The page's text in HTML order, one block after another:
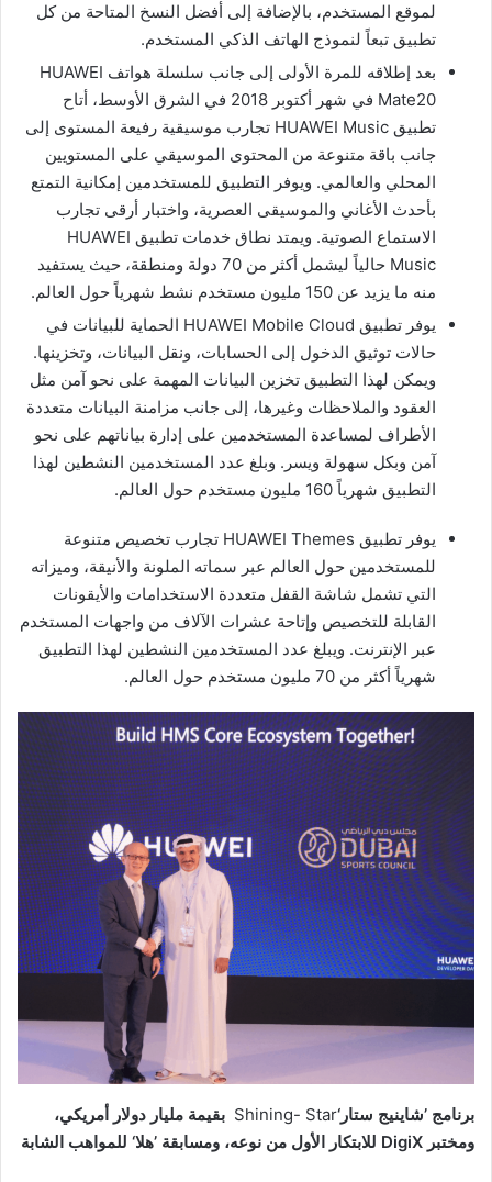
لموقع المستخدم، بالإضافة إلى أفضل النسخ المتاحة من كل
تطبيق تبعاً لنموذج الهاتف الذكي المستخدم.
بعد إطلاقه للمرة الأولى إلى جانب سلسلة هواتف HUAWEI
Mate20 في شهر أكتوبر 2018 في الشرق الأوسط، أتاح
تطبيق HUAWEI Music تجارب موسيقية رفيعة المستوى إلى
جانب باقة متنوعة من المحتوى الموسيقي على المستويين
المحلي والعالمي. ويوفر التطبيق للمستخدمين إمكانية التمتع
بأحدث الأغاني والموسيقى العصرية، واختبار أرقى تجارب
الاستماع الصوتية. ويمتد نطاق خدمات تطبيق HUAWEI
Music حالياً ليشمل أكثر من 70 دولة ومنطقة، حيث يستفيد
منه ما يزيد عن 150 مليون مستخدم نشط شهرياً حول العالم.
يوفر تطبيق HUAWEI Mobile Cloud الحماية للبيانات في
حالات توثيق الدخول إلى الحسابات، ونقل البيانات، وتخزينها.
ويمكن لهذا التطبيق تخزين البيانات المهمة على نحو آمن مثل
العقود والملاحظات وغيرها، إلى جانب مزامنة البيانات متعددة
الأطراف لمساعدة المستخدمين على إدارة بياناتهم على نحو
آمن وبكل سهولة ويسر. وبلغ عدد المستخدمين النشطين لهذا
التطبيق شهرياً 160 مليون مستخدم حول العالم.
يوفر تطبيق HUAWEI Themes تجارب تخصيص متنوعة
للمستخدمين حول العالم عبر سماته الملونة والأنيقة، وميزاته
التي تشمل شاشة القفل متعددة الاستخدامات والأيقونات
القابلة للتخصيص وإتاحة عشرات الآلاف من واجهات المستخدم
عبر الإنترنت. ويبلغ عدد المستخدمين النشطين لهذا التطبيق
شهرياً أكثر من 70 مليون مستخدم حول العالم.
برنامج ’شاينيج ستار‘Shining- Star بقيمة مليار دولار أمريكي،
ومختبر DigiX للابتكار الأول من نوعه، ومسابقة ’هلا‘ للمواهب الشابة